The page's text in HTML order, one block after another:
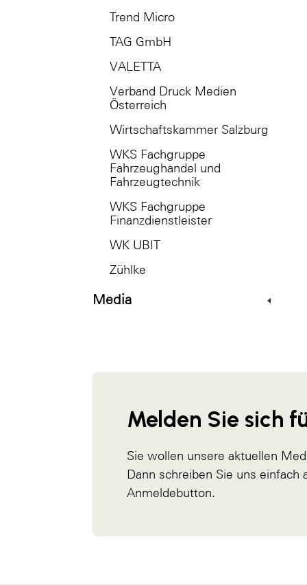
Trend Micro
TAG GmbH
VALETTA
Verband Druck Medien
Österreich
Wirtschaftskammer Salzburg
WKS Fachgruppe
Fahrzeughandel und
Fahrzeugtechnik
WKS Fachgruppe
Finanzdienstleister
WK UBIT
Zühlke
Media
Melden Sie sich
Sie wollen unsere aktuellen
Dann schreiben Sie uns einfach
Anmeldebutton.